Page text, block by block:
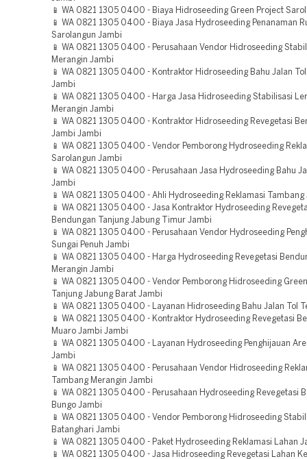
📱 WA 0821 1305 0400 - Biaya Hidroseeding Green Project
📱 WA 0821 1305 0400 - Biaya Jasa Hydroseeding Penanaman
Sarolangun Jambi
📱 WA 0821 1305 0400 - Perusahaan Vendor Hidroseeding
Merangin Jambi
📱 WA 0821 1305 0400 - Kontraktor Hidroseeding Bahu Jalan
Jambi
📱 WA 0821 1305 0400 - Harga Jasa Hidroseeding Stabilisasi
Merangin Jambi
📱 WA 0821 1305 0400 - Kontraktor Hidroseeding Revegetasi
Jambi Jambi
📱 WA 0821 1305 0400 - Vendor Pemborong Hydroseeding
Sarolangun Jambi
📱 WA 0821 1305 0400 - Perusahaan Jasa Hydroseeding Bahu
Jambi
📱 WA 0821 1305 0400 - Ahli Hydroseeding Reklamasi
📱 WA 0821 1305 0400 - Jasa Kontraktor Hydroseeding
Bendungan Tanjung Jabung Timur Jambi
📱 WA 0821 1305 0400 - Perusahaan Vendor Hydroseeding
Sungai Penuh Jambi
📱 WA 0821 1305 0400 - Harga Hydroseeding Revegetasi
Merangin Jambi
📱 WA 0821 1305 0400 - Vendor Pemborong Hidroseeding
Tanjung Jabung Barat Jambi
📱 WA 0821 1305 0400 - Layanan Hidroseeding Bahu Jalan Tol
📱 WA 0821 1305 0400 - Kontraktor Hydroseeding Revegetasi
Muaro Jambi Jambi
📱 WA 0821 1305 0400 - Layanan Hydroseeding Penghijauan
Jambi
📱 WA 0821 1305 0400 - Perusahaan Vendor Hidroseeding
Tambang Merangin Jambi
📱 WA 0821 1305 0400 - Perusahaan Hydroseeding Revegetasi
Bungo Jambi
📱 WA 0821 1305 0400 - Vendor Pemborong Hidroseeding
Batanghari Jambi
📱 WA 0821 1305 0400 - Paket Hydroseeding Reklamasi Lahan
📱 WA 0821 1305 0400 - Jasa Hidroseeding Revegetasi Lahan